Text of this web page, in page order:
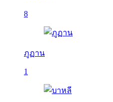
8
ภูฏาน
1